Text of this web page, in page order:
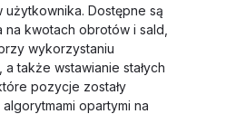
Dostępne są
na kwotach obrotów i sald,
wykorzystaniu
także wstawianie stałych
pozycje zostały
opartymi na